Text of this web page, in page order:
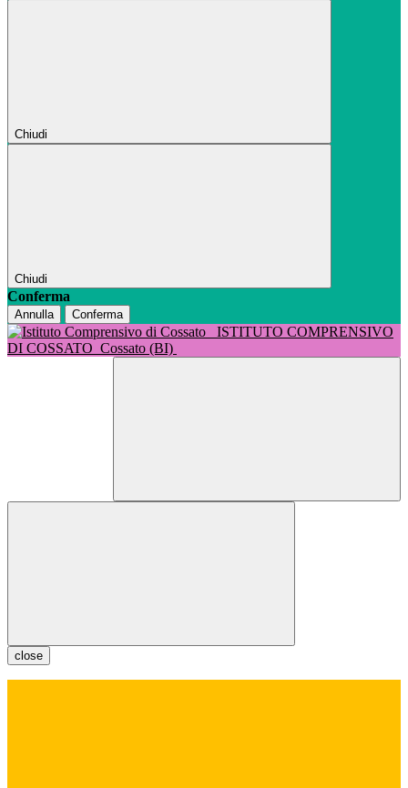
Chiudi
Chiudi
Conferma
Annulla Conferma
ISTITUTO COMPRENSIVO
DI COSSATO Cossato (BI)
close